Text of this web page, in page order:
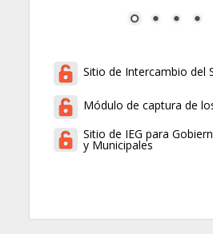
Sitio de Intercambio del
Módulo de captura de
Sitio de IEG para
y Municipales